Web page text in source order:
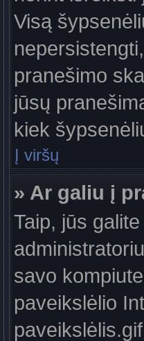
Visą
pranešimo
jūsų
kiek
Į viršų
» Ar galiu į
Taip, jūs
savo
paveikslėlio